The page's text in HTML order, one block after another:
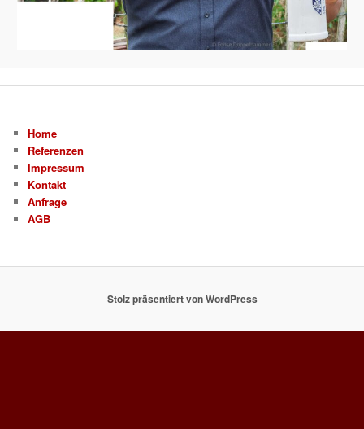
Home
Referenzen
Impressum
Kontakt
Anfrage
AGB
Stolz präsentiert von WordPress